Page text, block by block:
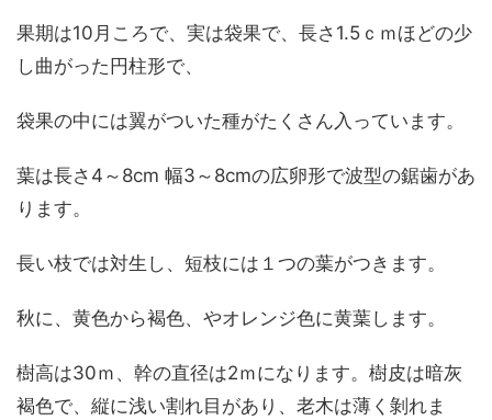
果期は10月ころで、実は袋果で、長さ1.5ｃｍほどの少
し曲がった円柱形で、
袋果の中には翼がついた種がたくさん入っています。
葉は長さ4～8cm 幅3～8cmの広卵形で波型の鋸歯があ
ります。
長い枝では対生し、短枝には１つの葉がつきます。
秋に、黄色から褐色、やオレンジ色に黄葉します。
樹高は30ｍ、幹の直径は2ｍになります。樹皮は暗灰
褐色で、縦に浅い割れ目があり、老木は薄く剝れま